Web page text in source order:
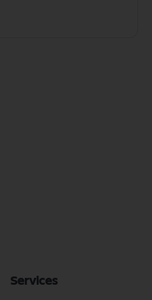
Services